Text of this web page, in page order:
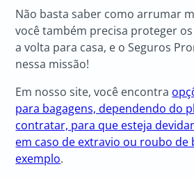
Não basta saber como arrumar
você também precisa proteger
a volta para casa, e o Seguros
nessa missão!
Em nosso site, você encontra
para bagagens, dependendo do
contratar, para que esteja
em caso de extravio ou roubo de
exemplo.